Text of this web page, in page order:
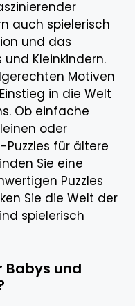
auch spielerisch
und das
Kleinkindern.
Motiven
in die Welt
Ob einfache
oder
für ältere
Sie eine
Puzzles
Sie die Welt der
spielerisch
Babys und